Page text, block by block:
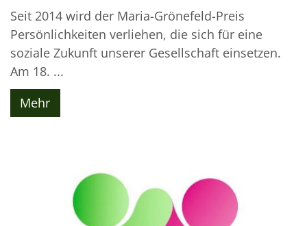
Seit 2014 wird der Maria-Grönefeld-Preis
Persönlichkeiten verliehen, die sich für eine
soziale Zukunft unserer Gesellschaft einsetzen.
Am 18. ...
Mehr